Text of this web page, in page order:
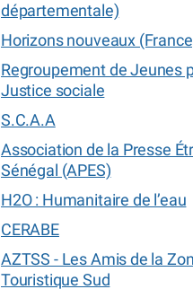
départementale)
Horizons nouveaux
Regroupement de Jeunes
Justice sociale
S.C.A.A
Association de la Presse
Sénégal (APES)
H2O : Humanitaire de l’eau
CERABE
AZTSS - Les Amis de la
Touristique Sud